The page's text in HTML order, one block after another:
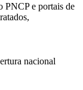
PNCP e portais de
nacional